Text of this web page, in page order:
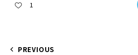
1
PREVIOUS